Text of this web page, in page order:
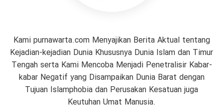
Kami purnawarta.com Menyajikan Berita Aktual tentang
Kejadian-kejadian Dunia Khususnya Dunia Islam dan Timur
Tengah serta Kami Mencoba Menjadi Penetralisir Kabar-
kabar Negatif yang Disampaikan Dunia Barat dengan
Tujuan Islamphobia dan Perusakan Kesatuan juga
Keutuhan Umat Manusia.